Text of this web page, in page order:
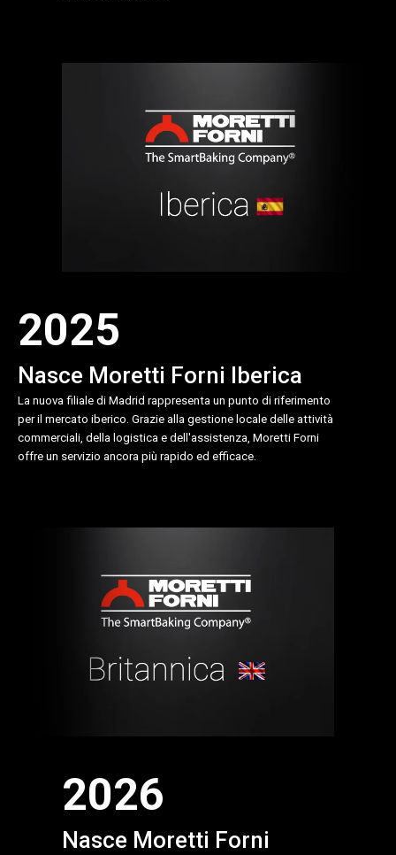
2025
Nasce Moretti Forni Iberica
La nuova filiale di Madrid rappresenta un punto di riferimento
per il mercato iberico. Grazie alla gestione locale delle attività
commerciali, della logistica e dell'assistenza, Moretti Forni
offre un servizio ancora più rapido ed efficace.
2026
Nasce Moretti Forni